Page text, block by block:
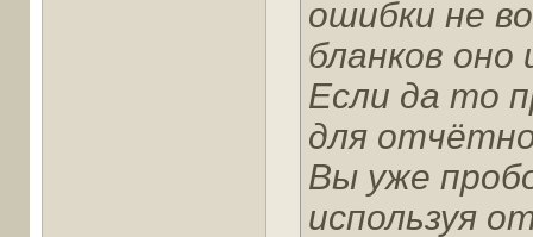
ошибки не
бланков оно
Если да то
для
Вы уже
используя